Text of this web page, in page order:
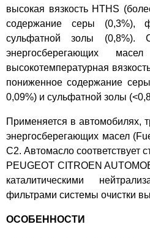
высокая вязкость HTHS
содержание серы (0,3%),
сульфатной золы (0,8%).
энергосберегающих
высокотемпературная
пониженное содержание
0,09%) и сульфатной золы
Применяется в автомобилях,
энергосберегающих масел
C2. Автомасло соответствует
PEUGEOT CITROEN
каталитическими
фильтрами системы очистки
ОСОБЕННОСТИ